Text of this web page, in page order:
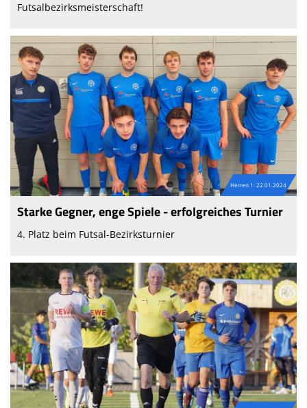
Futsalbezirksmeisterschaft!
Herren 1: 22.01.2024
Starke Gegner, enge Spiele - erfolgreiches Turnier
4. Platz beim Futsal-Bezirksturnier